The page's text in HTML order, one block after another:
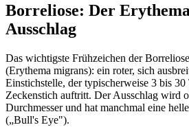
Borreliose: Der
Ausschlag
Das wichtigste Frühzeichen der
(Erythema migrans): ein roter, sich
Einstichstelle, der typischerweise 3 bis 30
Zeckenstich auftritt. Der Ausschlag wird
Durchmesser und hat manchmal eine
(„Bull's Eye").